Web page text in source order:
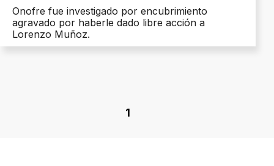
Onofre fue investigado por encubrimiento
agravado por haberle dado libre acción a
Lorenzo Muñoz.
1